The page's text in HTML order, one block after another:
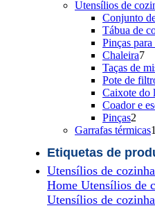
Utensílios de
Conjunto
Tábua de
Pinças
Chaleira77
Taças de
Pote de
Caixote do
Coador e
Pinças2
Garrafas térmicas1
Etiquetas de
Utensílios de
Home Utensílios de
Utensílios de